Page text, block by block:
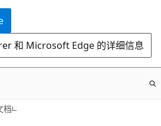
和 Microsoft Edge 的详细信息
档